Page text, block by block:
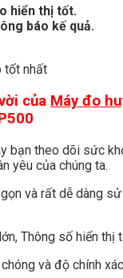
hiển thị tốt.
báo kế quả.
của Máy đo
bạn theo dõi sức
yêu của chúng ta.
và rất dễ dàng
Thông số hiển thị
và độ chính